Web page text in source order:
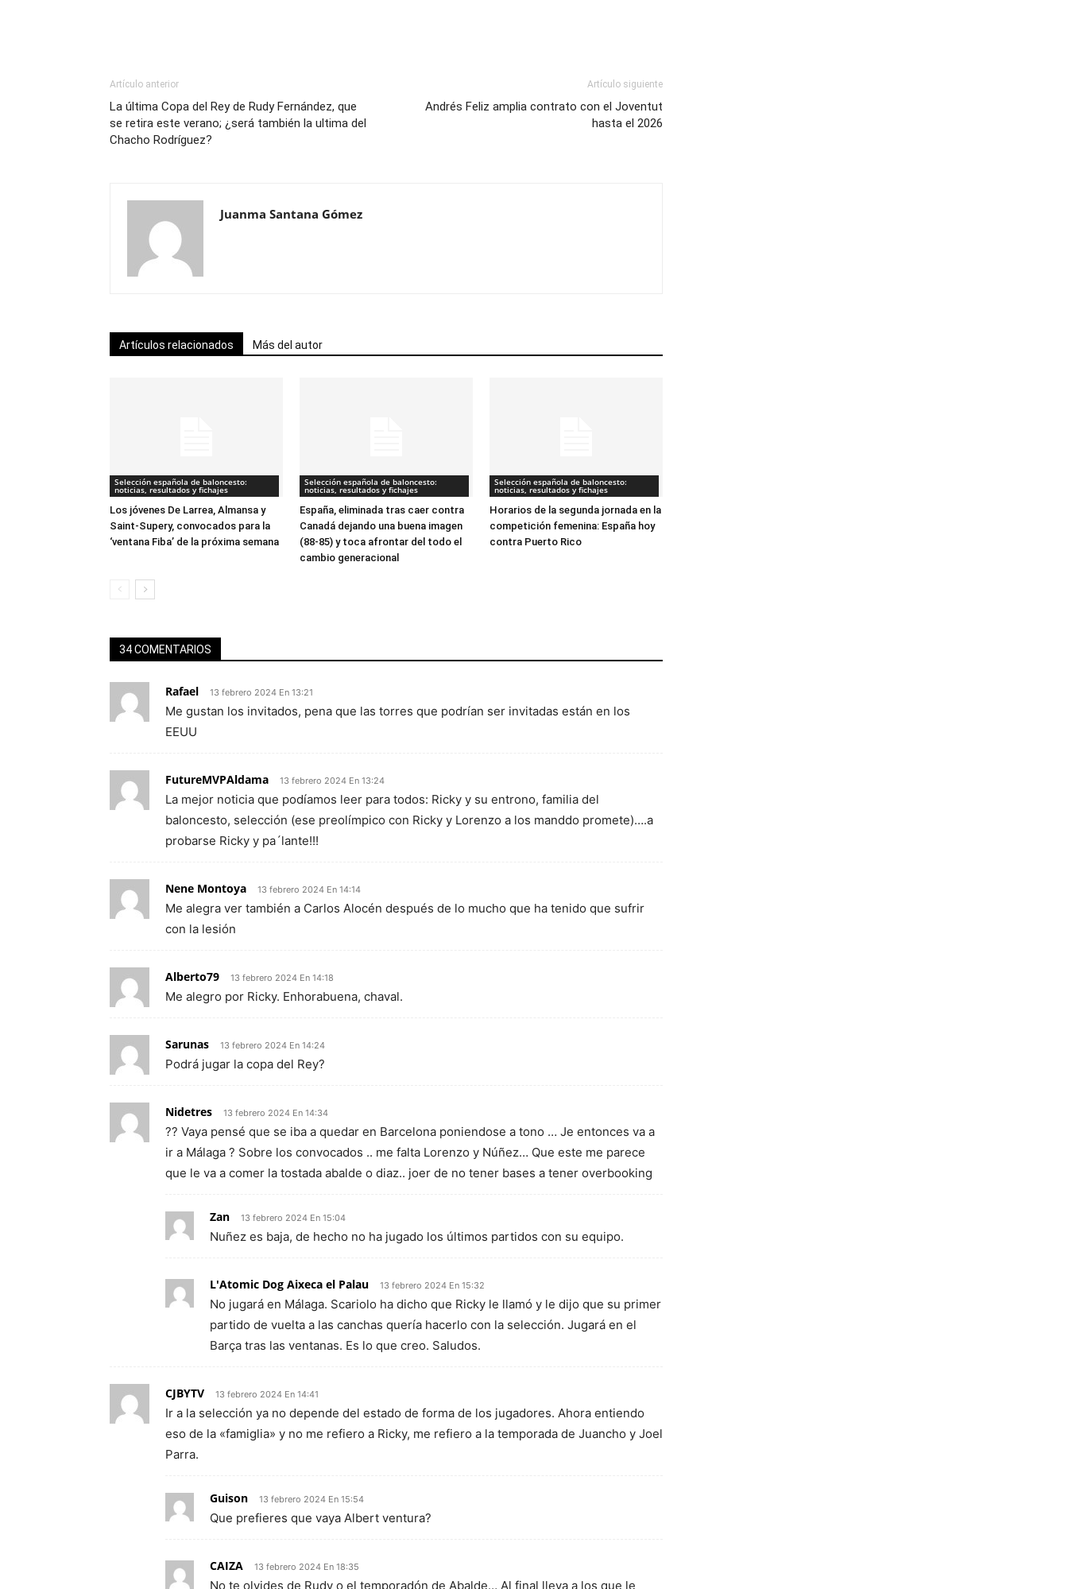
Artículo anterior
La última Copa del Rey de Rudy Fernández, que
se retira este verano; ¿será también la ultima del
Chacho Rodríguez?
Artículo siguiente
Andrés Feliz amplia contrato con el Joventut
hasta el 2026
Juanma Santana Gómez
Artículos relacionados Más del autor
Selección española de baloncesto:
noticias, resultados y fichajes
Los jóvenes De Larrea, Almansa y
Saint-Supery, convocados para la
‘ventana Fiba’ de la próxima semana
Selección española de baloncesto:
noticias, resultados y fichajes
España, eliminada tras caer contra
Canadá dejando una buena imagen
(88-85) y toca afrontar del todo el
cambio generacional
Selección española de baloncesto:
noticias, resultados y fichajes
Horarios de la segunda jornada en la
competición femenina: España hoy
contra Puerto Rico
34 COMENTARIOS
Rafael 13 febrero 2024 En 13:21
Me gustan los invitados, pena que las torres que podrían ser invitadas están en los
EEUU
FutureMVPAldama 13 febrero 2024 En 13:24
La mejor noticia que podíamos leer para todos: Ricky y su entrono, familia del
baloncesto, selección (ese preolímpico con Ricky y Lorenzo a los manddo promete)….a
probarse Ricky y pa´lante!!!
Nene Montoya 13 febrero 2024 En 14:14
Me alegra ver también a Carlos Alocén después de lo mucho que ha tenido que sufrir
con la lesión
Alberto79 13 febrero 2024 En 14:18
Me alegro por Ricky. Enhorabuena, chaval.
Sarunas 13 febrero 2024 En 14:24
Podrá jugar la copa del Rey?
Nidetres 13 febrero 2024 En 14:34
?? Vaya pensé que se iba a quedar en Barcelona poniendose a tono … Je entonces va a
ir a Málaga ? Sobre los convocados .. me falta Lorenzo y Núñez… Que este me parece
que le va a comer la tostada abalde o diaz.. joer de no tener bases a tener overbooking
Zan 13 febrero 2024 En 15:04
Nuñez es baja, de hecho no ha jugado los últimos partidos con su equipo.
L'Atomic Dog Aixeca el Palau 13 febrero 2024 En 15:32
No jugará en Málaga. Scariolo ha dicho que Ricky le llamó y le dijo que su primer
partido de vuelta a las canchas quería hacerlo con la selección. Jugará en el
Barça tras las ventanas. Es lo que creo. Saludos.
CJBYTV 13 febrero 2024 En 14:41
Ir a la selección ya no depende del estado de forma de los jugadores. Ahora entiendo
eso de la «famiglia» y no me refiero a Ricky, me refiero a la temporada de Juancho y Joel
Parra.
Guison 13 febrero 2024 En 15:54
Que prefieres que vaya Albert ventura?
CAIZA 13 febrero 2024 En 18:35
No te olvides de Rudy o el temporadón de Abalde… Al final lleva a los que le